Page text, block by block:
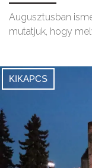
Augusztusban
mutatjuk, hogy
KIKAPCS